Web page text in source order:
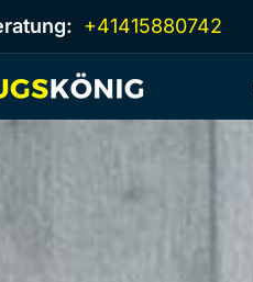
+41415880742